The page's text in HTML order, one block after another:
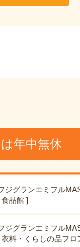
年中無休
ジグランエミフル
食品館 ]
ジグランエミフル
衣料・くらしの品フロ